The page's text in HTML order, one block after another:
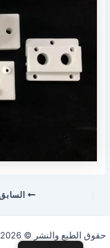
السابق